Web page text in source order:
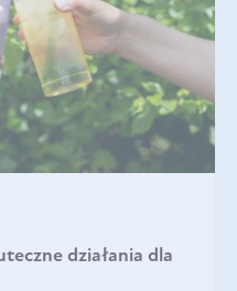
działania dla